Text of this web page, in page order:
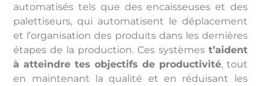
automatisés tels que des encaisseuses et des
palettiseurs, qui automatisent le déplacement
et l’organisation des produits dans les dernières
étapes de la production. Ces systèmes t’aident
à atteindre tes objectifs de productivité, tout
en maintenant la qualité et en réduisant les